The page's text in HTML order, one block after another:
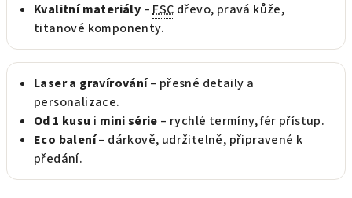
Kvalitní materiály –FSC dřevo, pravá kůže,
titanové komponenty.
Laser a gravírování– přesné detaily a
personalizace.
Od 1 kusu i mini série – rychlé termíny, fér přístup.
Eco balení– dárkově, udržitelně, připravené k
předání.